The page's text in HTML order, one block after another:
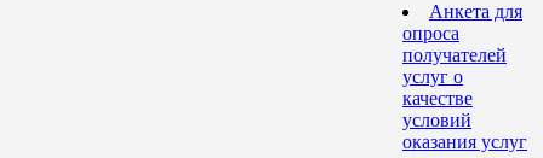
Анкета для
опроса
получателей
услуг о
качестве
условий
оказания услуг